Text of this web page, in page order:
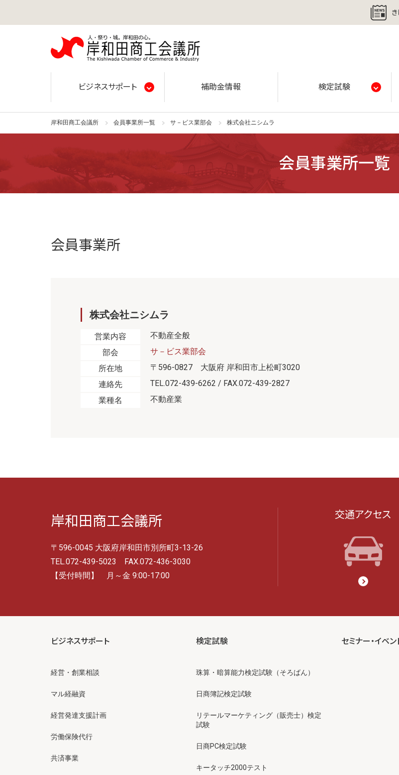
ビジネスサポート 補助金情報 検定試験
岸和田商工会議所 会員事業所一覧 サ－ビス業部会 株式会社ニシムラ
会員事業所一覧
会員事業所
株式会社ニシムラ
営業内容
不動産全般
部会
サ－ビス業部会
所在地
〒596-0827 大阪府 岸和田市上松町3020
連絡先
TEL.072-439-6262 / FAX.072-439-2827
業種名
不動産業
岸和田商工会議所
〒596-0045 大阪府岸和田市別所町3-13-26
TEL.072-439-5023 FAX.072-436-3030
【受付時間】 月～金 9:00-17:00
交通アクセス
ビジネスサポート
経営・創業相談
マル経融資
経営発達支援計画
労働保険代行
共済事業
検定試験
珠算・暗算能力検定試験（そろばん）
日商簿記検定試験
リテールマーケティング（販売士）検定
試験
日商PC検定試験
キータッチ2000テスト
セミナー・イベ